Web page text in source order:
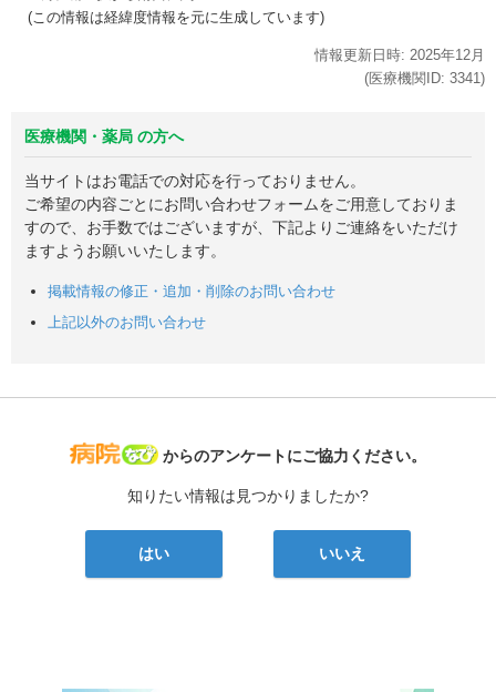
(この情報は経緯度情報を元に生成しています)
情報更新日時: 2025年12月
(医療機関ID: 3341)
医療機関・薬局 の方へ
当サイトはお電話での対応を行っておりません。
ご希望の内容ごとにお問い合わせフォームをご用意しておりま
すので、お手数ではございますが、下記よりご連絡をいただけ
ますようお願いいたします。
掲載情報の修正・追加・削除のお問い合わせ
上記以外のお問い合わせ
病院なび
からのアンケートにご協力ください。
知りたい情報は見つかりましたか?
はい いいえ